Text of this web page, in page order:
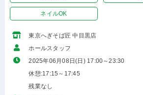
ネイルOK
東京へぎそば匠 中目黒店
ホールスタッフ
2025年06月08日(日) 17:00～23:30
休憩:17:15～17:45
残業なし